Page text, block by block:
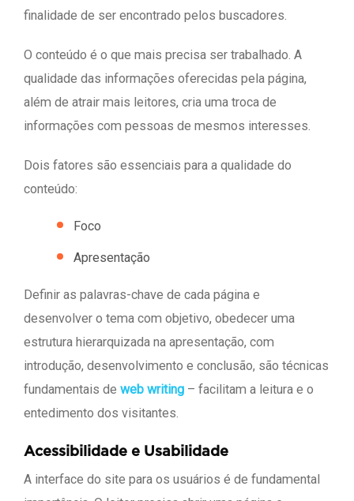
finalidade de ser encontrado pelos buscadores.
O conteúdo é o que mais precisa ser trabalhado. A
qualidade das informações oferecidas pela página,
além de atrair mais leitores, cria uma troca de
informações com pessoas de mesmos interesses.
Dois fatores são essenciais para a qualidade do
conteúdo:
Foco
Apresentação
Definir as palavras-chave de cada página e
desenvolver o tema com objetivo, obedecer uma
estrutura hierarquizada na apresentação, com
introdução, desenvolvimento e conclusão, são técnicas
fundamentais de web writing – facilitam a leitura e o
entedimento dos visitantes.
Acessibilidade e Usabilidade
A interface do site para os usuários é de fundamental